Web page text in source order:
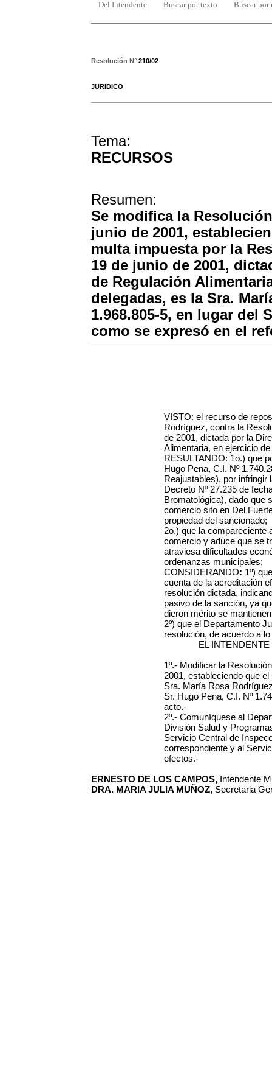
Del Intendente Buscar por texto Buscar por
Resolución N° 210/02
JURIDICO
Tema:
RECURSOS
Resumen:
Se modifica la Resolución
junio de 2001,
multa impuesta por la
19 de junio de 2001,
de Regulación
delegadas, es la Sra.
1.968.805-5, en lugar del
como se expresó en el
VISTO: el recurso de
Rodríguez, contra la
de 2001, dictada por la
Alimentaria, en ejercicio
RESULTANDO: 1o.) que
Hugo Pena, C.I. Nº
Reajustables), por infringir
Decreto Nº 27.235 de
Bromatológica), dado que
comercio sito en Del
propiedad del sancionado;
2o.) que la compareciente
comercio y aduce que se
atraviesa dificultades
ordenanzas municipales;
CONSIDERANDO: 1º)
cuenta de la acreditación
resolución dictada,
pasivo de la sanción, ya
dieron mérito se
2º) que el Departamento
resolución, de acuerdo a
EL
1º.- Modificar la
2001, estableciendo que
Sra. María Rosa
Sr. Hugo Pena, C.I. Nº
acto.-
2º.- Comuníquese al
División Salud y
Servicio Central de
correspondiente y al
efectos.-
ERNESTO DE LOS CAMPOS, Intendente
DRA. MARIA JULIA MUÑOZ, Secretaria